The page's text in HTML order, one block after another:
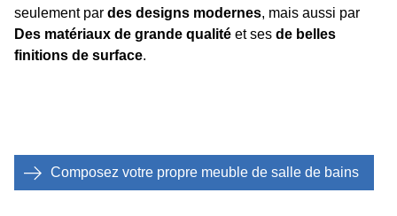
seulement par des designs modernes, mais aussi par
Des matériaux de grande qualité et ses de belles
finitions de surface.
Composez votre propre meuble de salle de bains